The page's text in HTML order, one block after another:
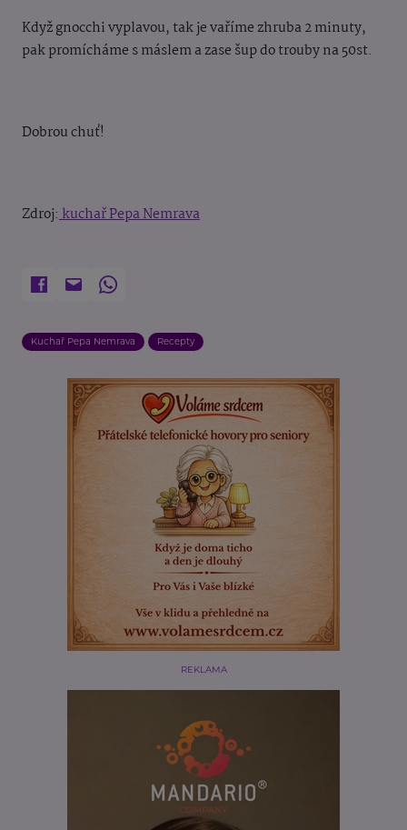
Když gnocchi vyplavou, tak je vaříme zhruba 2 minuty,
pak promícháme s máslem a zase šup do trouby na 50st.
Dobrou chuť!
Zdroj:kuchař Pepa Nemrava
Kuchař Pepa Nemrava Recepty
REKLAMA